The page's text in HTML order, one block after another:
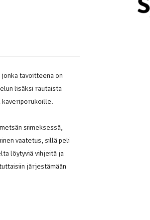
tavoitteena on
lisäksi rautaista
kaveriporukoille.
siimeksessä,
vaatetus, sillä peli
löytyviä vihjeitä ja
järjestämään